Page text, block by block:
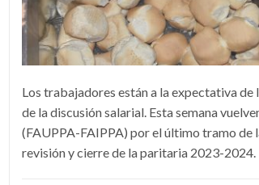
Los trabajadores están a la expectativa de
de la discusión salarial. Esta semana
(FAUPPA-FAIPPA) por el último tramo de
revisión y cierre de la paritaria 2023-2024.